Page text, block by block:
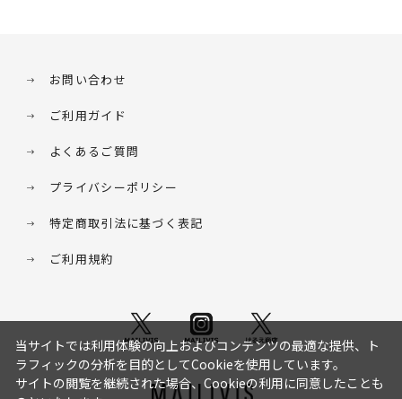
お問い合わせ
ご利用ガイド
よくあるご質問
プライバシーポリシー
特定商取引法に基づく表記
ご利用規約
当サイトでは利用体験の向上およびコンテンツの最適な提供、ト
ラフィックの分析を目的としてCookieを使用しています。
サイトの閲覧を継続された場合、Cookieの利用に同意したことも